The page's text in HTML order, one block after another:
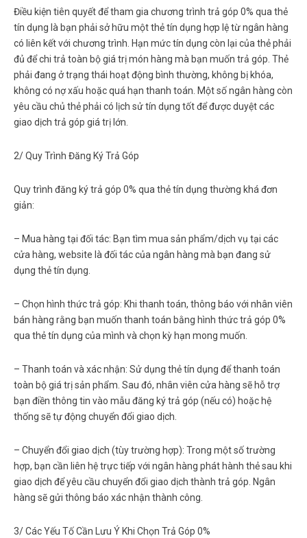
Điều kiện tiên quyết để tham gia chương trình trả góp 0% qua thẻ
tín dụng là bạn phải sở hữu một thẻ tín dụng hợp lệ từ ngân hàng
có liên kết với chương trình. Hạn mức tín dụng còn lại của thẻ phải
đủ để chi trả toàn bộ giá trị món hàng mà bạn muốn trả góp. Thẻ
phải đang ở trạng thái hoạt động bình thường, không bị khóa,
không có nợ xấu hoặc quá hạn thanh toán. Một số ngân hàng còn
yêu cầu chủ thẻ phải có lịch sử tín dụng tốt để được duyệt các
giao dịch trả góp giá trị lớn.
2/ Quy Trình Đăng Ký Trả Góp
Quy trình đăng kýtrả góp 0% qua thẻ tín dụng thường khá đơn
giản:
– Mua hàng tại đối tác: Bạn tìm mua sản phẩm/dịch vụ tại các
cửa hàng, website là đối tác của ngân hàng mà bạn đang sử
dụng thẻ tín dụng.
– Chọn hình thức trả góp: Khi thanh toán, thông báo với nhân viên
bán hàng rằng bạn muốn thanh toán bằng hình thức trả góp 0%
qua thẻ tín dụng của mình và chọn kỳ hạn mong muốn.
– Thanh toán và xác nhận: Sử dụng thẻ tín dụng để thanh toán
toàn bộ giá trị sản phẩm. Sau đó, nhân viên cửa hàng sẽ hỗ trợ
bạn điền thông tin vào mẫu đăng ký trả góp (nếu có) hoặc hệ
thống sẽ tự động chuyển đổi giao dịch.
– Chuyển đổi giao dịch (tùy trường hợp): Trong một số trường
hợp, bạn cần liên hệ trực tiếp với ngân hàng phát hành thẻ sau khi
giao dịch để yêu cầu chuyển đổi giao dịch thành trả góp. Ngân
hàng sẽ gửi thông báo xác nhận thành công.
3/ Các Yếu Tố Cần Lưu Ý Khi Chọn Trả Góp 0%